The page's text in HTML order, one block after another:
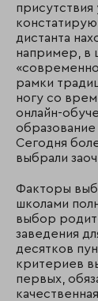
дистанта
например, в
рамки
ногу со
онлайн-
Сегодня
выбрали
Факторы
школами
выбор
заведения
десятков
критериев
первых,